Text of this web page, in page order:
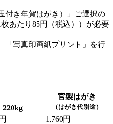
付き年賀はがき）」ご選択の
あたり85円（税込））が必要
「写真印画紙プリント」を行
官製はがき
（はがき代別途）
220kg
1,760円